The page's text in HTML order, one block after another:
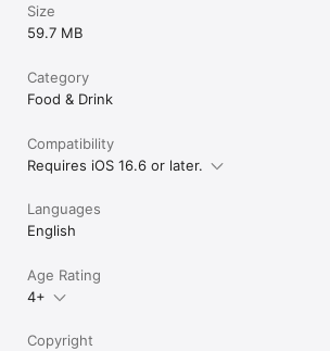
Size
59.7 MB
Category
Food & Drink
Compatibility
Requires iOS 16.6 or later.
Languages
English
Age Rating
4+
Copyright